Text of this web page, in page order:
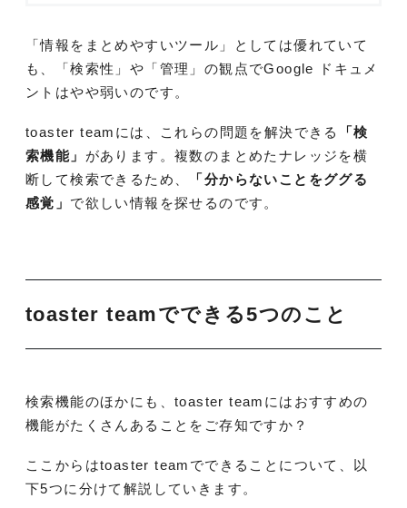
「情報をまとめやすいツール」としては優れていて
も、「検索性」や「管理」の観点でGoogle ドキュメ
ントはやや弱いのです。
toaster teamには、これらの問題を解決できる
「検
索機能」 があります。複数のまとめたナレッジを横
断して検索できるため、
「分からないことをググる
感覚」 で欲しい情報を探せるのです。
toaster teamでできる5つのこと
検索機能のほかにも、toaster teamにはおすすめの
機能がたくさんあることをご存知ですか？
ここからはtoaster teamでできることについて、以
下5つに分けて解説していきます。